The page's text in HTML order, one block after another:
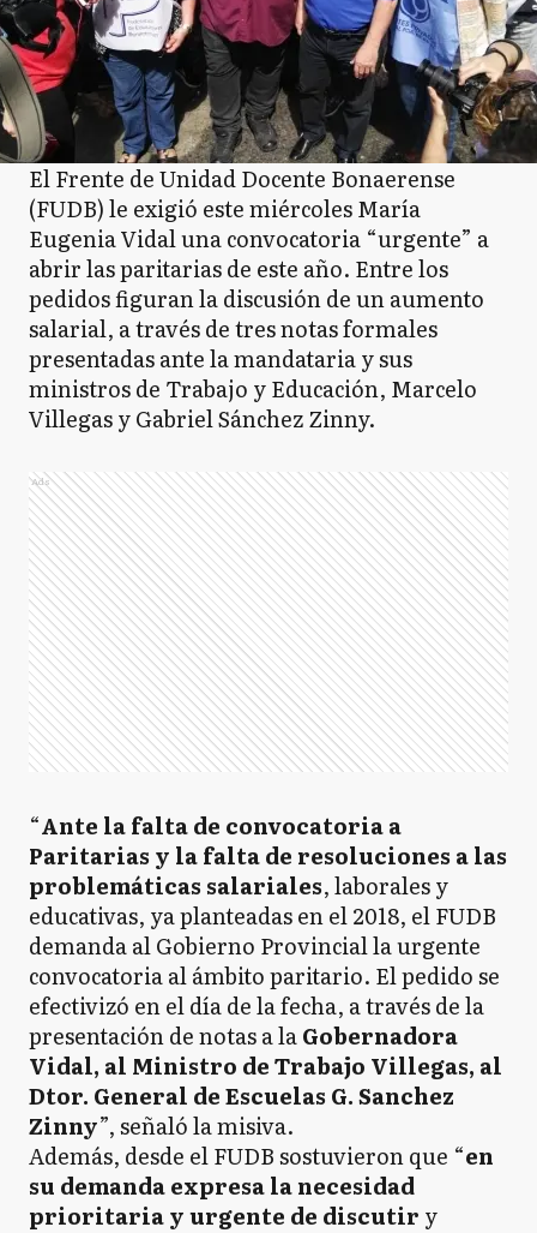
El Frente de Unidad Docente Bonaerense
(FUDB) le exigió este miércoles María
Eugenia Vidal una convocatoria “urgente” a
abrir las paritarias de este año. Entre los
pedidos figuran la discusión de un aumento
salarial, a través de tres notas formales
presentadas ante la mandataria y sus
ministros de Trabajo y Educación, Marcelo
Villegas y Gabriel Sánchez Zinny.
Ads
“Ante la falta de convocatoria a
Paritarias y la falta de resoluciones a las
problemáticas salariales, laborales y
educativas, ya planteadas en el 2018, el FUDB
demanda al Gobierno Provincial la urgente
convocatoria al ámbito paritario. El pedido se
efectivizó en el día de la fecha, a través de la
presentación de notas a laGobernadora
Vidal, al Ministro de Trabajo Villegas, al
Dtor. General de Escuelas G. Sanchez
Zinny”, señaló la misiva.
Además, desde el FUDB sostuvieron que “en
su demanda expresa la necesidad
prioritaria y urgente de discutir y